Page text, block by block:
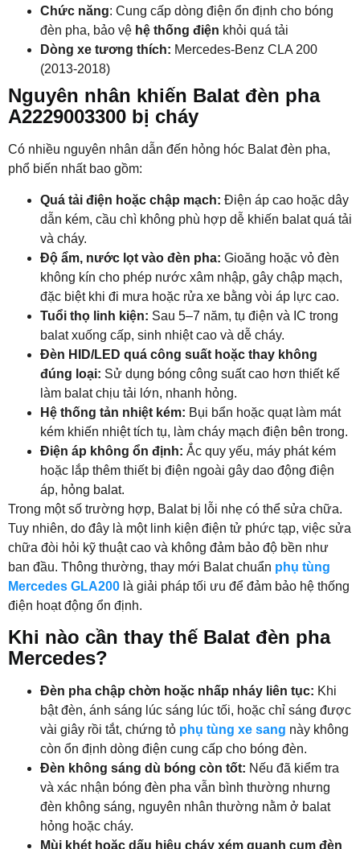
Chức năng: Cung cấp dòng điện ổn định cho bóng
đèn pha, bảo vệ hệ thống điện khỏi quá tải
Dòng xe tương thích: Mercedes-Benz CLA 200
(2013-2018)
Nguyên nhân khiến Balat đèn pha
A2229003300 bị cháy
Có nhiều nguyên nhân dẫn đến hỏng hóc Balat đèn pha,
phổ biến nhất bao gồm:
Quá tải điện hoặc chập mạch: Điện áp cao hoặc dây
dẫn kém, cầu chì không phù hợp dễ khiến balat quá tải
và cháy.
Độ ẩm, nước lọt vào đèn pha: Gioăng hoặc vỏ đèn
không kín cho phép nước xâm nhập, gây chập mạch,
đặc biệt khi đi mưa hoặc rửa xe bằng vòi áp lực cao.
Tuổi thọ linh kiện: Sau 5–7 năm, tụ điện và IC trong
balat xuống cấp, sinh nhiệt cao và dễ cháy.
Đèn HID/LED quá công suất hoặc thay không
đúng loại: Sử dụng bóng công suất cao hơn thiết kế
làm balat chịu tải lớn, nhanh hỏng.
Hệ thống tản nhiệt kém: Bụi bẩn hoặc quạt làm mát
kém khiến nhiệt tích tụ, làm cháy mạch điện bên trong.
Điện áp không ổn định: Ắc quy yếu, máy phát kém
hoặc lắp thêm thiết bị điện ngoài gây dao động điện
áp, hỏng balat.
Trong một số trường hợp, Balat bị lỗi nhẹ có thể sửa chữa.
Tuy nhiên, do đây là một linh kiện điện tử phức tạp, việc sửa
chữa đòi hỏi kỹ thuật cao và không đảm bảo độ bền như
ban đầu. Thông thường, thay mới Balat chuẩn phụ tùng
Mercedes GLA200 là giải pháp tối ưu để đảm bảo hệ thống
điện hoạt động ổn định.
Khi nào cần thay thế Balat đèn pha
Mercedes?
Đèn pha chập chờn hoặc nhấp nháy liên tục: Khi
bật đèn, ánh sáng lúc sáng lúc tối, hoặc chỉ sáng được
vài giây rồi tắt, chứng tỏ phụ tùng xe sang này không
còn ổn định dòng điện cung cấp cho bóng đèn.
Đèn không sáng dù bóng còn tốt: Nếu đã kiểm tra
và xác nhận bóng đèn pha vẫn bình thường nhưng
đèn không sáng, nguyên nhân thường nằm ở balat
hỏng hoặc cháy.
Mùi khét hoặc dấu hiệu cháy xém quanh cụm đèn